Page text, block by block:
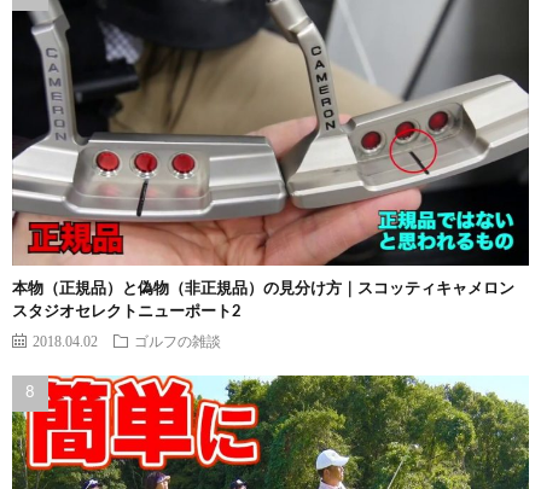
本物（正規品）と偽物（非正規品）の見分け方｜スコッティキャメロン
スタジオセレクトニューポート2
2018.04.02 ゴルフの雑談